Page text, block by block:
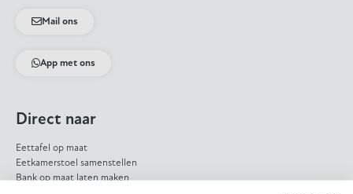
Mail ons
App met ons
Direct naar
Eettafel op maat
Eetkamerstoel samenstellen
Bank op maat laten maken